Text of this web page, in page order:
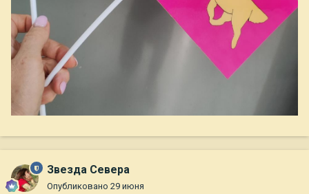
Звезда Севера
Опубликовано 29 июня